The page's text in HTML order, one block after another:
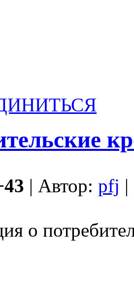
| Автор: pfj
о